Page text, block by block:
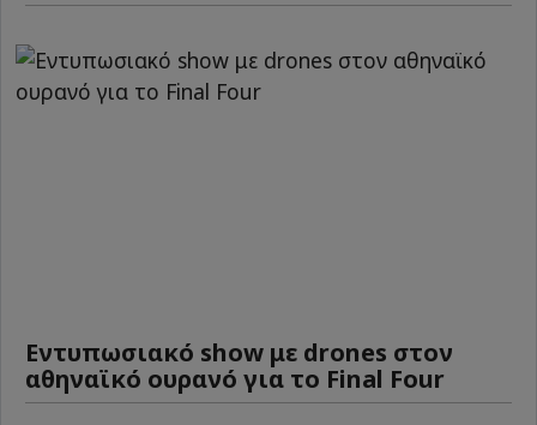
Εντυπωσιακό show με drones στον
αθηναϊκό ουρανό για το Final Four